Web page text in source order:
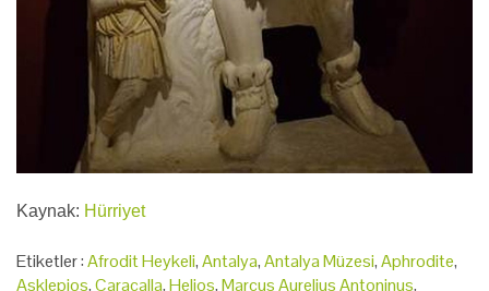
Kaynak: Hürriyet
Etiketler :Afrodit Heykeli,Antalya,Antalya Müzesi,Aphrodite,
Asklepios,Caracalla,Helios,Marcus Aurelius Antoninus,